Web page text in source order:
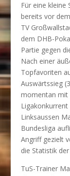
Für eine kleine
bereits vor
TV
dem DHB-
Partie gegen
Nach einer
Topfavoriten
Auswärtssieg
momentan mit
Linksaussen
Bundesliga
Angriff gezielt
die Statistik
TuS-Trainer